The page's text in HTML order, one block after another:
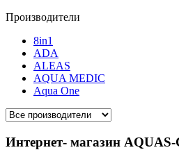
Производители
8in1
ADA
ALEAS
AQUA MEDIC
Aqua One
Интернет- магазин